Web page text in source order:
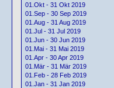
01.Okt - 31 Okt 2019
01.Sep - 30 Sep 2019
01.Aug - 31 Aug 2019
01.Jul - 31 Jul 2019
01.Jun - 30 Jun 2019
01.Mai - 31 Mai 2019
01.Apr - 30 Apr 2019
01.Mär - 31 Mär 2019
01.Feb - 28 Feb 2019
01.Jan - 31 Jan 2019